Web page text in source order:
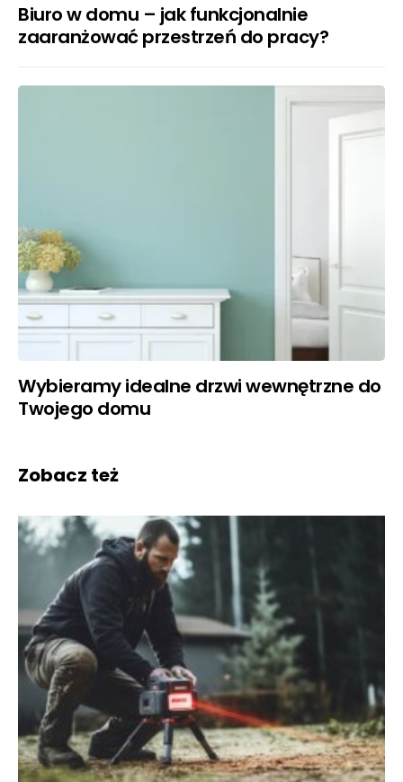
Biuro w domu – jak funkcjonalnie
zaaranżować przestrzeń do pracy?
Wybieramy idealne drzwi wewnętrzne do
Twojego domu
Zobacz też